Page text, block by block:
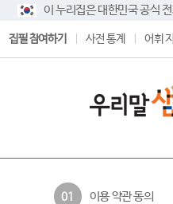
이 누리집은 대한민국 공식
집필 참여하기 사전 통계 어휘
01 이용 약관 동의